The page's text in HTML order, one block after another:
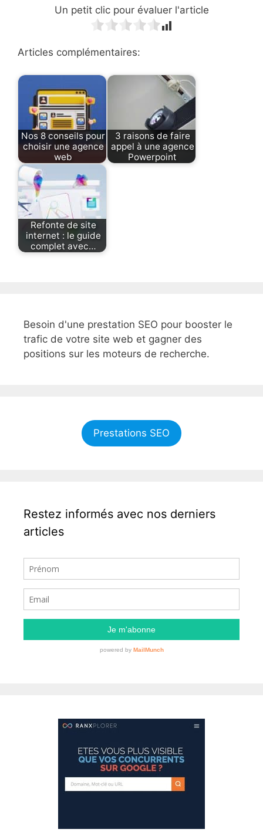
Un petit clic pour évaluer l'article
Articles complémentaires:
Nos 8 conseils pour
choisir une agence
web
3 raisons de faire
appel à une agence
Powerpoint
Refonte de site
internet : le guide
complet avec…
Besoin d'une prestation SEO pour booster le
trafic de votre site web et gagner des
positions sur les moteurs de recherche.
Prestations SEO
Restez informés avec nos derniers
articles